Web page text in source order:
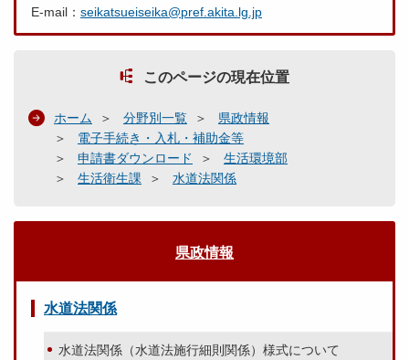
E-mail： seikatsueiseika@pref.akita.lg.jp
このページの現在位置
ホーム 分野別一覧
県政情報
電子手続き・入札・補助金等
申請書ダウンロード
生活環境部
生活衛生課
水道法関係
県政情報
水道法関係
水道法関係（水道法施行細則関係）様式について